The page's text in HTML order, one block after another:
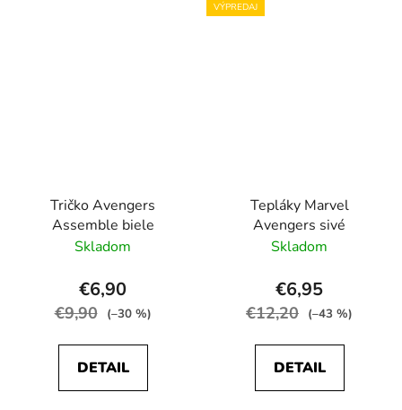
Tričko Avengers
Assemble biele
Skladom
€6,90
€9,90 (–30 %)
DETAIL
VÝPREDAJ
Tepláky Marvel
Avengers sivé
Skladom
€6,95
€12,20 (–43 %)
DETAIL